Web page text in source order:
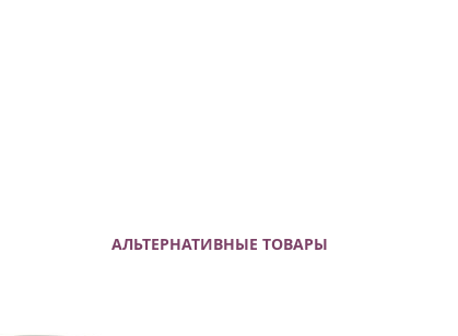
АЛЬТЕРНАТИВНЫЕ ТОВАРЫ